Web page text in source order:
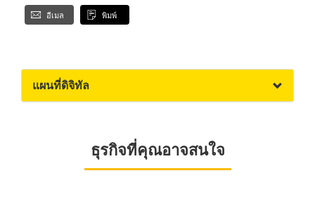
อีเมล พิมพ์
แผนที่ดิจิทัล
ธุรกิจที่คุณอาจสนใจ